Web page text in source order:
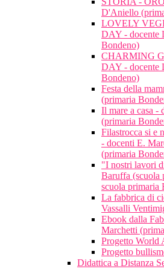
D'Aniello
LOVELY
DAY - docente
Bondeno)
CHARMING
DAY - docente
Bondeno)
Festa della
(primaria
Il mare a casa -
(primaria
Filastrocca si e
- docenti E.
(primaria
"I nostri lavori
Baruffa (scuola
scuola primaria
La fabbrica di
Vassalli
Ebook dalla
Marchetti
Progetto World
Progetto
Didattica a Distanza